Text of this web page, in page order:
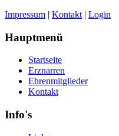
Impressum | Kontakt | Login
Hauptmenü
Startseite
Erznarren
Ehrenmitglieder
Kontakt
Info's